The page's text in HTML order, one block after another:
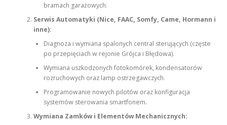
bramach garażowych.
Serwis Automatyki (Nice, FAAC, Somfy, Came, Hormann i
inne):
Diagnoza i wymiana spalonych central sterujących (częste
po przepięciach w rejonie Grójca i Błędowa).
Wymiana uszkodzonych fotokomórek, kondensatorów
rozruchowych oraz lamp ostrzegawczych.
Programowanie nowych pilotów oraz konfiguracja
systemów sterowania smartfonem.
Wymiana Zamków i Elementów Mechanicznych: